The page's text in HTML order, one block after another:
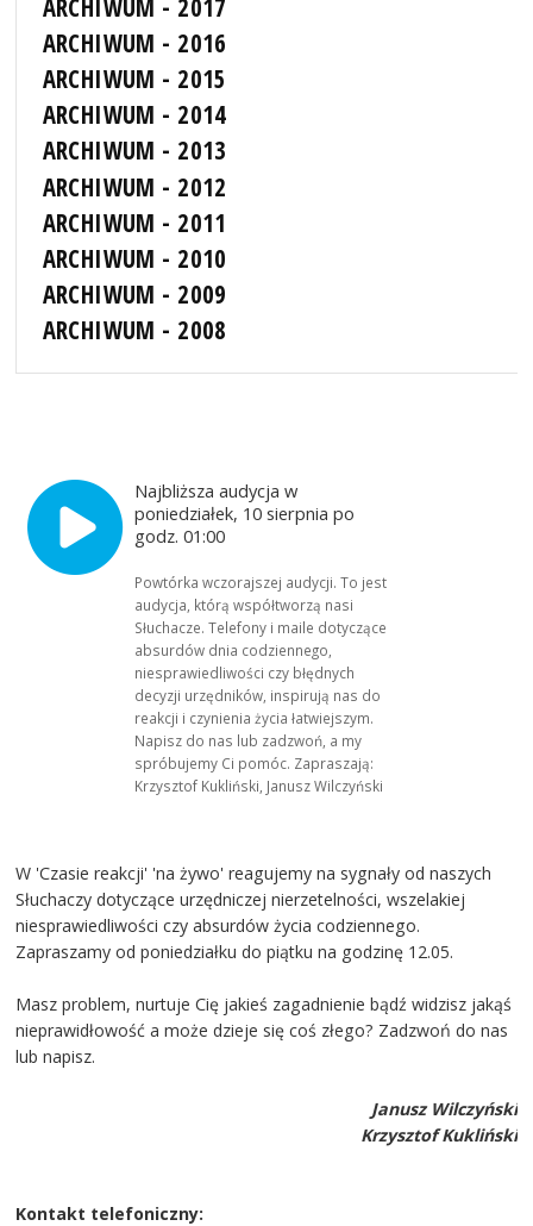
ARCHIWUM - 2017
ARCHIWUM - 2016
ARCHIWUM - 2015
ARCHIWUM - 2014
ARCHIWUM - 2013
ARCHIWUM - 2012
ARCHIWUM - 2011
ARCHIWUM - 2010
ARCHIWUM - 2009
ARCHIWUM - 2008
Najbliższa audycja w
poniedziałek, 10 sierpnia po
godz. 01:00
Powtórka wczorajszej audycji. To jest
audycja, którą współtworzą nasi
Słuchacze. Telefony i maile dotyczące
absurdów dnia codziennego,
niesprawiedliwości czy błędnych
decyzji urzędników, inspirują nas do
reakcji i czynienia życia łatwiejszym.
Napisz do nas lub zadzwoń, a my
spróbujemy Ci pomóc. Zapraszają:
Krzysztof Kukliński, Janusz Wilczyński
W 'Czasie reakcji' 'na żywo' reagujemy na sygnały od naszych
Słuchaczy dotyczące urzędniczej nierzetelności, wszelakiej
niesprawiedliwości czy absurdów życia codziennego.
Zapraszamy od poniedziałku do piątku na godzinę 12.05.
Masz problem, nurtuje Cię jakieś zagadnienie bądź widzisz jakąś
nieprawidłowość a może dzieje się coś złego? Zadzwoń do nas
lub napisz.
Janusz Wilczyński
Krzysztof Kukliński
Kontakt telefoniczny: